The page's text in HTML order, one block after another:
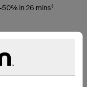
50% in 26 mins‡